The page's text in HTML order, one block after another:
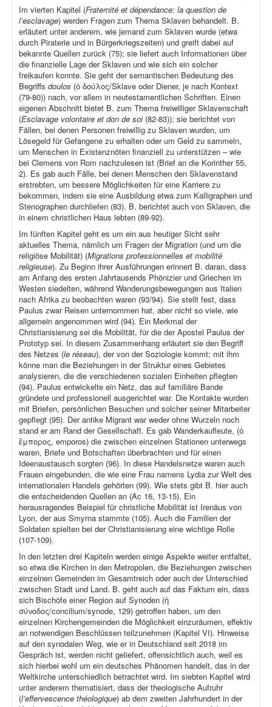
Im vierten Kapitel (Fraternité et dépendance: la question de
l’esclavage) werden Fragen zum Thema Sklaven behandelt. B.
erläutert unter anderem, wie jemand zum Sklaven wurde (etwa
durch Piraterie und in Bürgerkriegszeiten) und greift dabei auf
bekannte Quellen zurück (75); sie liefert auch Informationen über
die finanzielle Lage der Sklaven und wie sich ein solcher
freikaufen konnte. Sie geht der semantischen Bedeutung des
Begriffs doulos (ὁ δούλος/Sklave oder Diener, je nach Kontext
(79-80)) nach, vor allem in neutestamentlichen Schriften. Einen
eigenen Abschnitt bietet B. zum Thema freiwilliger Sklavenschaft
(Esclavage volontaire et don de soi(82-83)); sie berichtet von
Fällen, bei denen Personen freiwillig zu Sklaven wurden, um
Lösegeld für Gefangene zu erhalten oder um Geld zu sammeln,
um Menschen in Existenznöten finanziell zu unterstützen – wie
bei Clemens von Rom nachzulesen ist (Brief an die Korinther 55,
2). Es gab auch Fälle, bei denen Menschen den Sklavenstand
erstrebten, um bessere Möglichkeiten für eine Karriere zu
bekommen, indem sie eine Ausbildung etwa zum Kalligraphen und
Stenographen durchliefen (83). B. berichtet auch von Sklaven, die
in einem christlichen Haus lebten (89-92).
Im fünften Kapitel geht es um ein aus heutiger Sicht sehr
aktuelles Thema, nämlich um Fragen der Migration (und um die
religiöse Mobilität) (Migrations professionnelles et mobilité
religieuse). Zu Beginn ihrer Ausführungen erinnert B. daran, dass
am Anfang des ersten Jahrtausends Phönizier und Griechen im
Westen siedelten, während Wanderungsbewegungen aus Italien
nach Afrika zu beobachten waren (93/94). Sie stellt fest, dass
Paulus zwar Reisen unternommen hat, aber nicht so viele, wie
allgemein angenommen wird (94). Ein Merkmal der
Christianisierung sei die Mobilität, für die der Apostel Paulus der
Prototyp sei. In diesem Zusammenhang erläutert sie den Begriff
des Netzes (le réseau), der von der Soziologie kommt; mit ihm
könne man die Beziehungen in der Struktur eines Gebietes
analysieren, die die verschiedenen sozialen Einheiten pflegten
(94). Paulus entwickelte ein Netz, das auf familiäre Bande
gründete und professionell ausgerichtet war. Die Kontakte wurden
mit Briefen, persönlichen Besuchen und solcher seiner Mitarbeiter
gepflegt (95). Der antike Migrant war weder ohne Wurzeln noch
stand er am Rand der Gesellschaft. Es gab Wanderkaufleute, (ὁ
ἔμπορος, emporos) die zwischen einzelnen Stationen unterwegs
waren, Briefe und Botschaften überbrachten und für einen
Ideenaustausch sorgten (96). In diese Handelsnetze waren auch
Frauen eingebunden, die wie eine Frau namens Lydia zur Welt des
internationalen Handels gehörten (99). Wie stets gibt B. hier auch
die entscheidenden Quellen an (Ac 16, 13-15). Ein
herausragendes Beispiel für christliche Mobilität ist Irenäus von
Lyon, der aus Smyrna stammte (105). Auch die Familien der
Soldaten spielten bei der Christianisierung eine wichtige Rolle
(107-109).
In den letzten drei Kapiteln werden einige Aspekte weiter entfaltet,
so etwa die Kirchen in den Metropolen, die Beziehungen zwischen
einzelnen Gemeinden im Gesamtreich oder auch der Unterschied
zwischen Stadt und Land. B. geht auch auf das Faktum ein, dass
sich Bischöfe einer Region auf Synoden (ἡ
σύνοδος/concilium/synode, 129) getroffen haben, um den
einzelnen Kirchengemeinden die Möglichkeit einzuräumen, effektiv
an notwendigen Beschlüssen teilzunehmen (Kapitel VI). Hinweise
auf den synodalen Weg, wie er in Deutschland seit 2018 im
Gespräch ist, werden nicht geliefert, offensichtlich auch, weil es
sich hierbei wohl um ein deutsches Phänomen handelt, das in der
Weltkirche unterschiedlich betrachtet wird. Im siebten Kapitel wird
unter anderem thematisiert, dass der theologische Aufruhr
(l’effervescence théologique) ab dem zweiten Jahrhundert in der